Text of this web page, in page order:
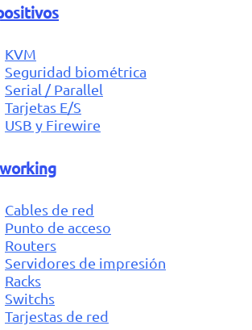
KVM
Seguridad biométrica
Serial / Parallel
Tarjetas E/S
USB y Firewire
Cables de red
Punto de acceso
Routers
Servidores de impresión
Racks
Switchs
Tarjestas de red